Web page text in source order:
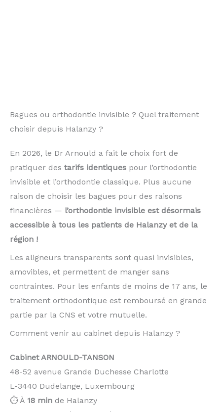
Bagues ou orthodontie invisible ? Quel traitement
choisir depuis Halanzy ?
En 2026, le Dr Arnould a fait le choix fort de
pratiquer des tarifs identiques pour l’orthodontie
invisible et l’orthodontie classique. Plus aucune
raison de choisir les bagues pour des raisons
financières — l’orthodontie invisible est désormais
accessible à tous les patients de Halanzy et de la
région !
Les aligneurs transparents sont quasi invisibles,
amovibles, et permettent de manger sans
contraintes. Pour les enfants de moins de 17 ans, le
traitement orthodontique est remboursé en grande
partie par la CNS et votre mutuelle.
Comment venir au cabinet depuis Halanzy ?
Cabinet ARNOULD-TANSON
48-52 avenue Grande Duchesse Charlotte
L-3440 Dudelange, Luxembourg
⏱️ À 18 min de Halanzy